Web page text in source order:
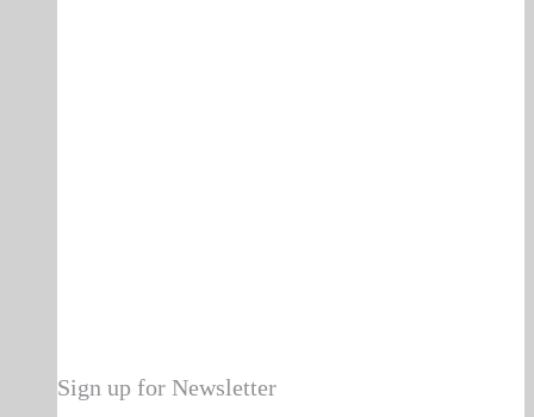
Sign up for Newsletter